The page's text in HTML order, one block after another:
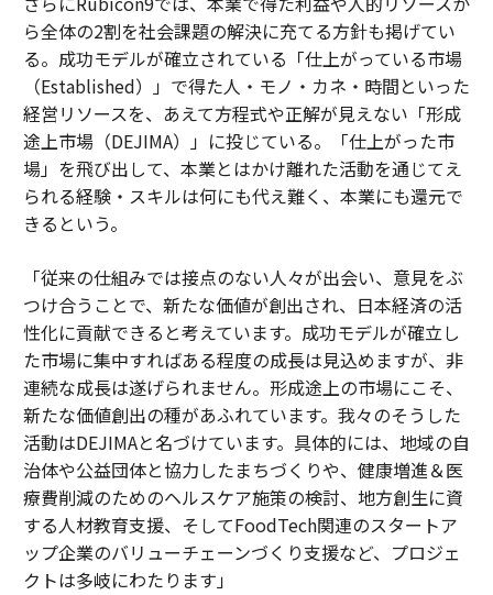
ら全体の2割を社会課題の解決に充てる方針も掲げてい
る。成功モデルが確立されている「仕上がっている市場
（Established）」で得た人・モノ・カネ・時間といった
経営リソースを、あえて方程式や正解が見えない「形成
途上市場（DEJIMA）」に投じている。「仕上がった市
場」を飛び出して、本業とはかけ離れた活動を通じてえ
られる経験・スキルは何にも代え難く、本業にも還元で
きるという。
「従来の仕組みでは接点のない人々が出会い、意見をぶ
つけ合うことで、新たな価値が創出され、日本経済の活
性化に貢献できると考えています。成功モデルが確立し
た市場に集中すればある程度の成長は見込めますが、非
連続な成長は遂げられません。形成途上の市場にこそ、
新たな価値創出の種があふれています。我々のそうした
活動はDEJIMAと名づけています。具体的には、地域の自
治体や公益団体と協力したまちづくりや、健康増進＆医
療費削減のためのヘルスケア施策の検討、地方創生に資
する人材教育支援、そしてFoodTech関連のスタートア
ップ企業のバリューチェーンづくり支援など、プロジェ
クトは多岐にわたります」